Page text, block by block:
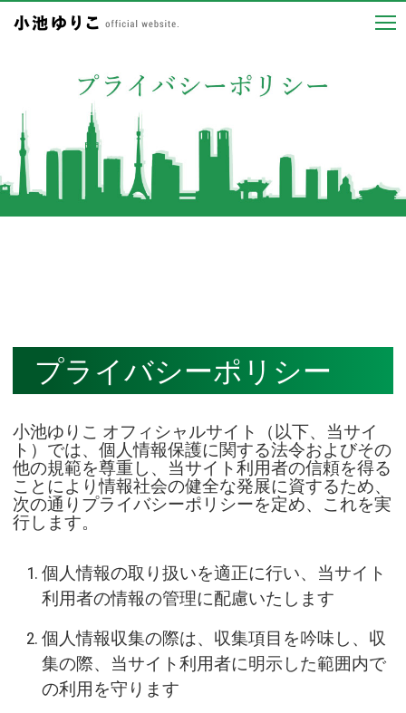
プライバシーポリシー
小池ゆりこ オフィシャルサイト（以下、当サイ
ト）では、個人情報保護に関する法令およびその
他の規範を尊重し、当サイト利用者の信頼を得る
ことにより情報社会の健全な発展に資するため、
次の通りプライバシーポリシーを定め、これを実
行します。
個人情報の取り扱いを適正に行い、当サイト
利用者の情報の管理に配慮いたします
個人情報収集の際は、収集項目を吟味し、収
集の際、当サイト利用者に明示した範囲内で
の利用を守ります